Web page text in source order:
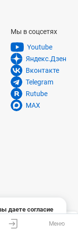
даете согласие
и сбор данных
Мы в соцсетях
Youtube
Яндекс.Дзен
Вконтакте
Telegram
Rutube
MAX
и не является
Статьи 437
Меню